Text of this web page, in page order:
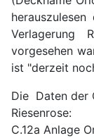
Verlagerung
vorgesehen
ist "derzeit
Die Daten der
Riesenrose:
C.12a Anlage